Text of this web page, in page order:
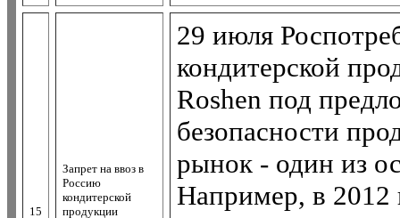
15
Запрет на ввоз в
Россию
кондитерской
продукции
29 июля
кондитерской
Roshen под
безопасности
рынок - один из
Например, в 2012